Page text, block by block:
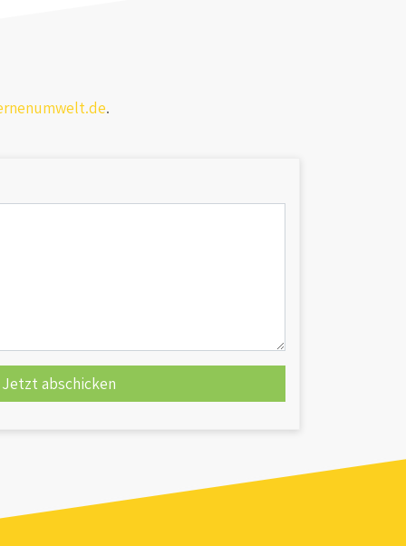
.
abschicken